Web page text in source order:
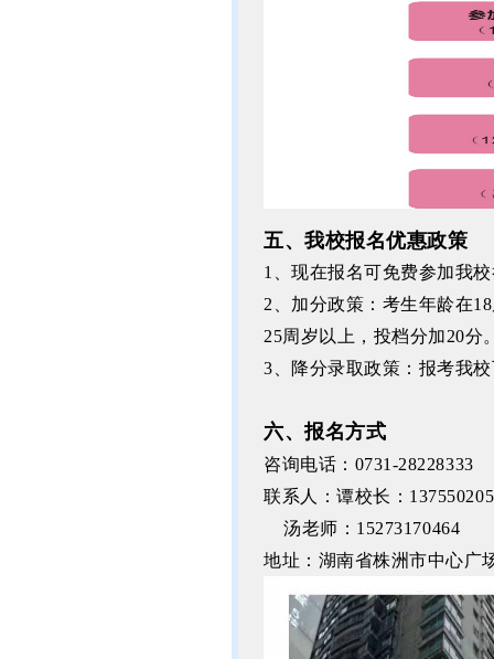
五、我校报名优惠政策
1、现在报名可免费参加我
2、加分政策：考生年龄在
25周岁以上，投档分加20分
3、降分录取政策：报考我
六、报名方式
咨询电话： 0731-28228333
联系人：谭校长：
汤老师：15273170464
地址：湖南省株洲市中心广